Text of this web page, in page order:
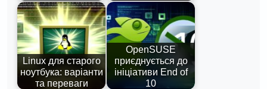
Linux для старого
ноутбука: варіанти
та переваги
OpenSUSE
приєднується до
ініціативи End of
10